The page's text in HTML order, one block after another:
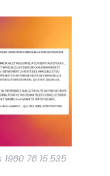
78 15.535